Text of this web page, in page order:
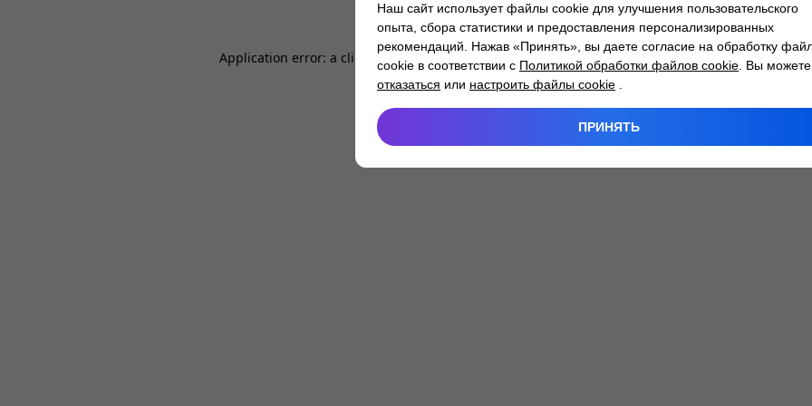
Application error: a client -side exception has occurred while loading atlantm.by (see the
Наш сайт использует файлы cookie для улучшения пользовательского
опыта, сбора статистики и предоставления персонализированных
рекомендаций. Нажав «Принять», вы даете согласие на обработку
cookie в соответствии с Политикой обработки файлов cookie . Вы можете
отказаться или настроить файлы cookie
ПРИНЯТЬ